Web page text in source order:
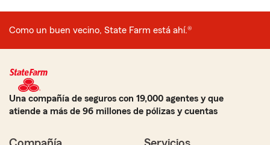
Como un buen vecino, State Farm está ahí.®
Una compañía de seguros con 19,000 agentes y que
atiende a más de 96 millones de pólizas y cuentas